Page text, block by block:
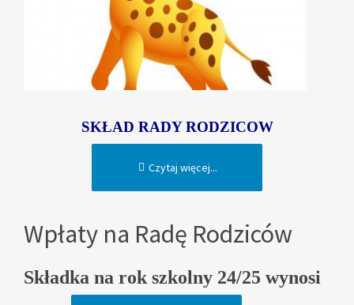
SKŁAD RADY RODZICOW
Czytaj więcej...
Wpłaty na Radę Rodziców
Składka na rok szkolny 24/25 wynosi